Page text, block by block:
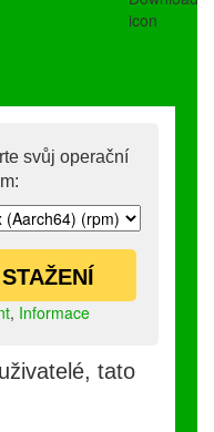
svůj operační
STAŽENÍ
, Informace
tato